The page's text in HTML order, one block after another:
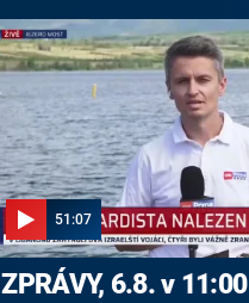
51:07
ZPRÁVY, 6.8. v 11:00